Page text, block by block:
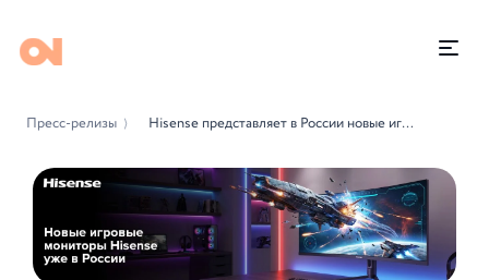
Пресс-релизы ⟩ Hisense представляет в России новые игровые мониторы